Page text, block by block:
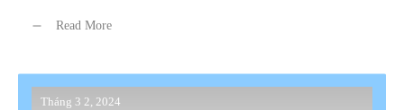
Read More
Tháng 3 2, 2024